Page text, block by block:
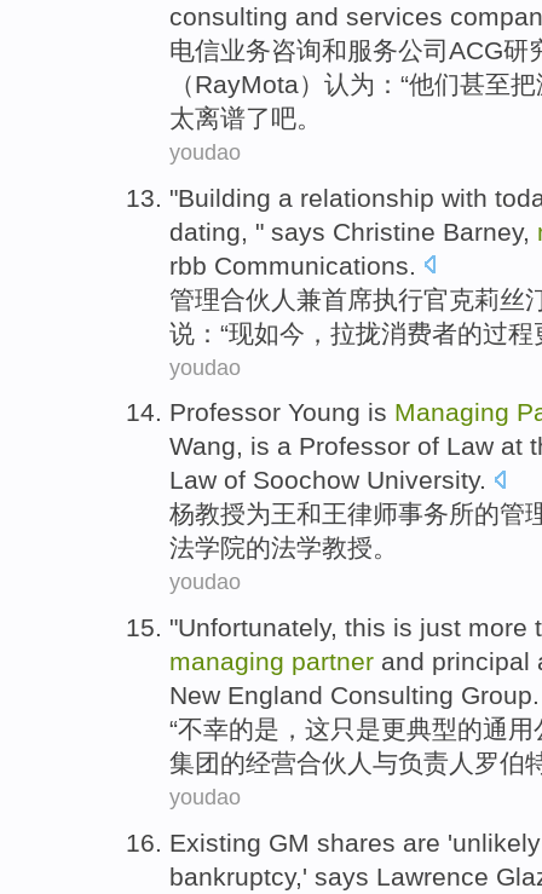
consulting and services
电信业务咨询和服务公司 ACG研
（RayMota）认为：“他们甚至把
太离谱了吧。
youdao
"Building a relationship with
dating , " says Christine Barney,
rbb Communications.
管理合伙人 兼首席执行官克莉丝
说：“现如今，拉拢消费者的过程
youdao
Professor Young is Managing
Wang, is a Professor of Law at
Law of Soochow University.
杨教授为王和王律师事务所的管
法学院的法学教授。
youdao
"Unfortunately, this is just more
managing partner and principal
New England Consulting Group.
“不幸的是， 这只是更典型的通用
集团的经营合伙人 与负责人 罗伯
youdao
Existing GM shares are 'unlikely
bankruptcy,' says Lawrence